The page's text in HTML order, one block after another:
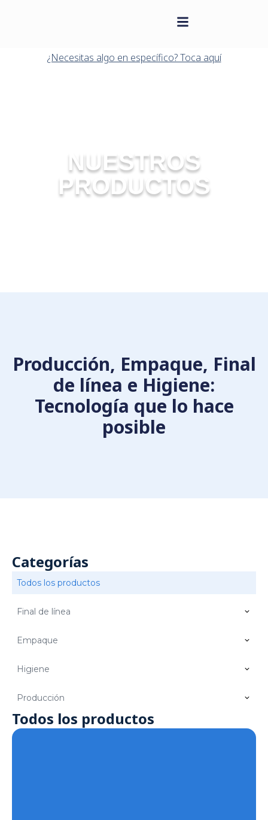
¿Necesitas algo en específico? Toca aquí
NUESTROS
PRODUCTOS
Producción, Empaque, Final
de línea e Higiene:
Tecnología que lo hace
posible
Categorías
Final de línea
Empaque
Higiene
Producción
Todos los productos
Todos los productos